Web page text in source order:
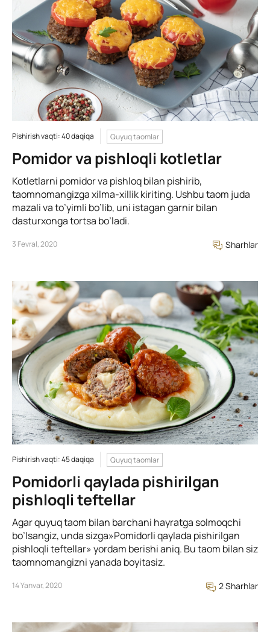
Pishirish vaqti: 40 daqiqa Quyuq taomlar
Pomidor va pishloqli kotletlar
Kotletlarni pomidor va pishloq bilan pishirib,
taomnomangizga xilma-xillik kiriting. Ushbu taom juda
mazali va to’yimli bo’lib, uni istagan garnir bilan
dasturxonga tortsa bo’ladi.
3 Fevral, 2020 Sharhlar
Pishirish vaqti: 45 daqiqa Quyuq taomlar
Pomidorli qaylada pishirilgan
pishloqli teftellar
Agar quyuq taom bilan barchani hayratga solmoqchi
bo’lsangiz, unda sizga»Pomidorli qaylada pishirilgan
pishloqli teftellar» yordam berishi aniq. Bu taom bilan siz
taomnomangizni yanada boyitasiz.
14 Yanvar, 2020 2 Sharhlar